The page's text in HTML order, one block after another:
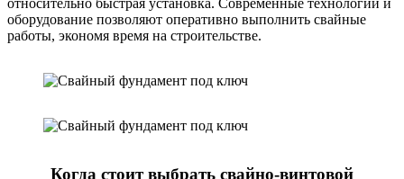
оборудование позволяют оперативно выполнить свайные
работы, экономя время на строительстве.
Когда стоит выбрать свайно-винтовой